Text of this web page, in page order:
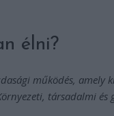
élni?
működés, amely
társadalmi